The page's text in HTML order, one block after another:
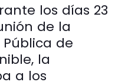
los días 23
de la
de
la
a los